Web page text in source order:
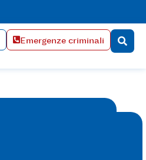
Emergenze criminali